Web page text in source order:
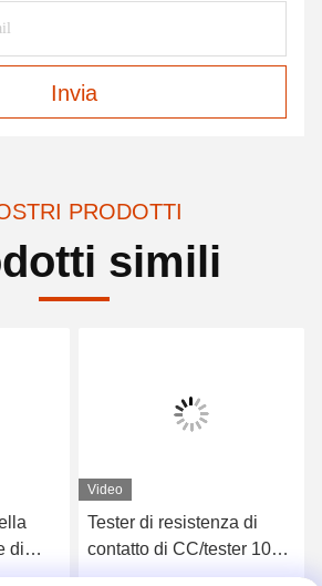
Invia
PRODOTTI
simili
di
Video
Tester di resistenza di
contatto di CC/tester 100A
200A 400A 600A